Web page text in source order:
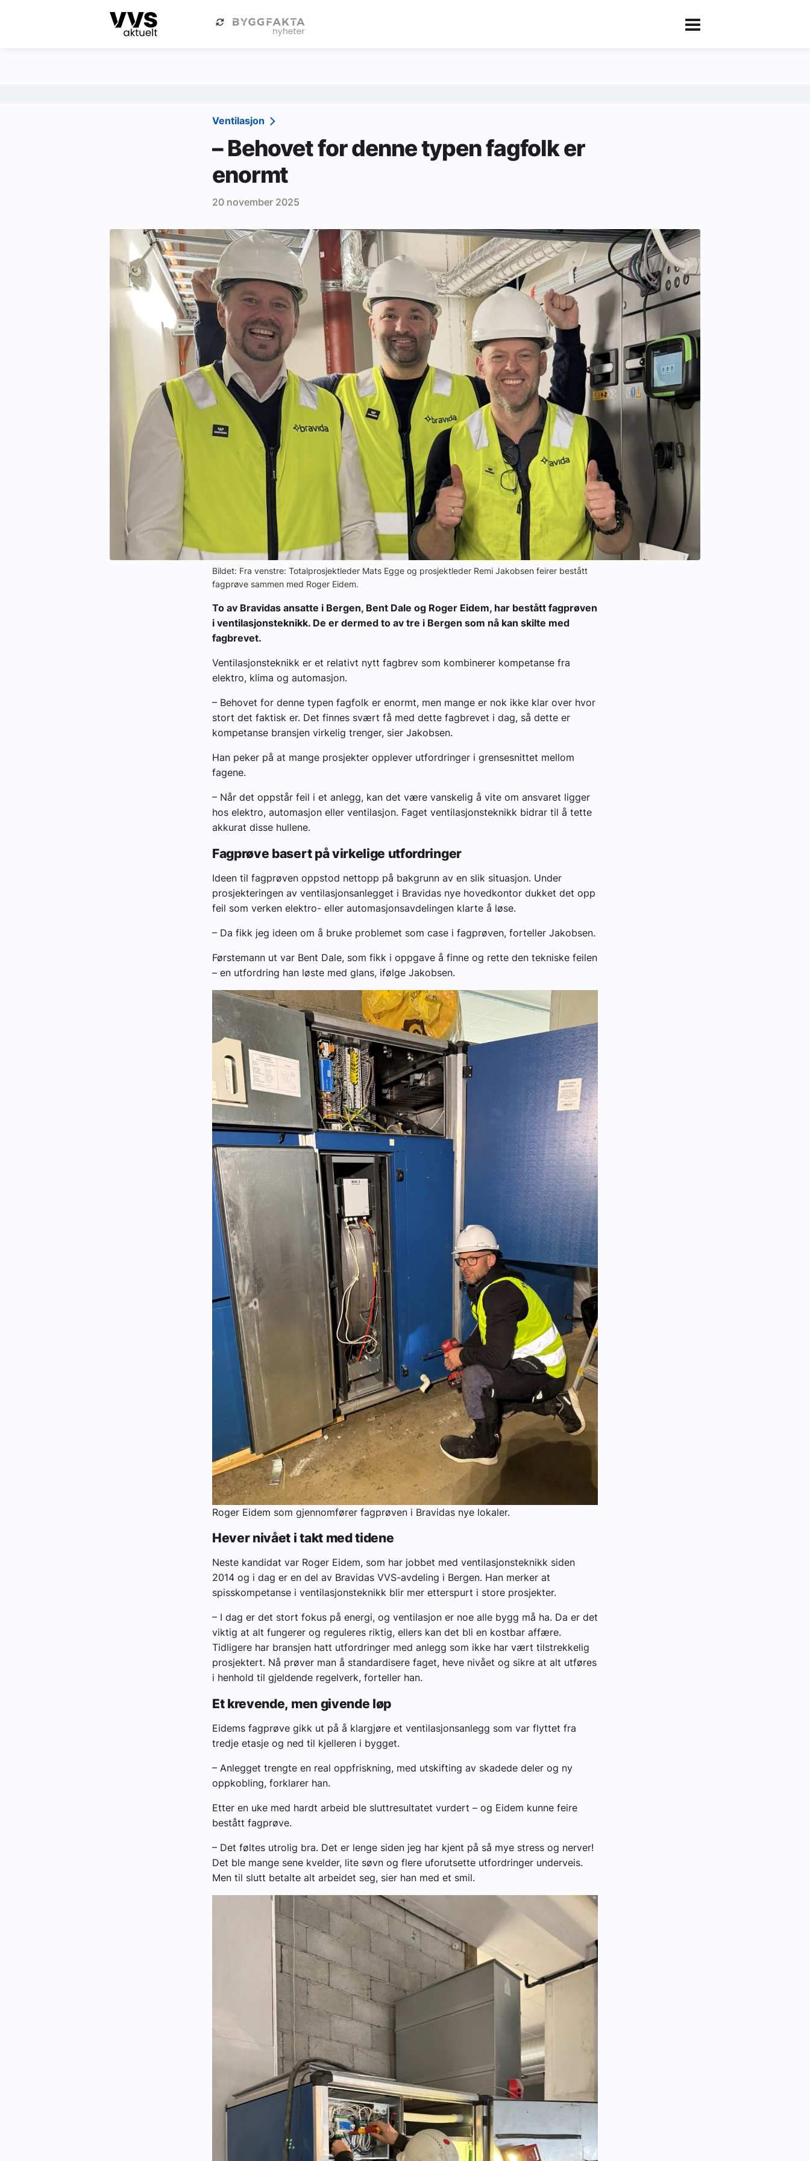
Kategorier Om VVS Aktuelt eBlad
Aktuelle prosjekter
Om VVS Aktuelt
Kontakt oss:
Abonner på fagbladet Byggfakta Nyheter
Annonsere i VVS Aktuelt
eBlad
Ventilasjon
– Behovet for denne typen fagfolk er
enormt
20 november 2025
Bildet: Fra venstre: Totalprosjektleder Mats Egge og prosjektleder Remi Jakobsen feirer bestått
fagprøve sammen med Roger Eidem.
To av Bravidas ansatte i Bergen, Bent Dale og Roger Eidem, har bestått fagprøven
i ventilasjonsteknikk. De er dermed to av tre i Bergen som nå kan skilte med
fagbrevet.
Ventilasjonsteknikk er et relativt nytt fagbrev som kombinerer kompetanse fra
elektro, klima og automasjon.
– Behovet for denne typen fagfolk er enormt, men mange er nok ikke klar over hvor
stort det faktisk er. Det finnes svært få med dette fagbrevet i dag, så dette er
kompetanse bransjen virkelig trenger, sier Jakobsen.
Han peker på at mange prosjekter opplever utfordringer i grensesnittet mellom
fagene.
– Når det oppstår feil i et anlegg, kan det være vanskelig å vite om ansvaret ligger
hos elektro, automasjon eller ventilasjon. Faget ventilasjonsteknikk bidrar til å tette
akkurat disse hullene.
Fagprøve basert på virkelige utfordringer
Ideen til fagprøven oppstod nettopp på bakgrunn av en slik situasjon. Under
prosjekteringen av ventilasjonsanlegget i Bravidas nye hovedkontor dukket det opp
feil som verken elektro- eller automasjonsavdelingen klarte å løse.
– Da fikk jeg ideen om å bruke problemet som case i fagprøven, forteller Jakobsen.
Førstemann ut var Bent Dale, som fikk i oppgave å finne og rette den tekniske feilen
– en utfordring han løste med glans, ifølge Jakobsen.
Roger Eidem som gjennomfører fagprøven i Bravidas nye lokaler.
Hever nivået i takt med tidene
Neste kandidat var Roger Eidem, som har jobbet med ventilasjonsteknikk siden
2014 og i dag er en del av Bravidas VVS-avdeling i Bergen. Han merker at
spisskompetanse i ventilasjonsteknikk blir mer etterspurt i store prosjekter.
– I dag er det stort fokus på energi, og ventilasjon er noe alle bygg må ha. Da er det
viktig at alt fungerer og reguleres riktig, ellers kan det bli en kostbar affære.
Tidligere har bransjen hatt utfordringer med anlegg som ikke har vært tilstrekkelig
prosjektert. Nå prøver man å standardisere faget, heve nivået og sikre at alt utføres
i henhold til gjeldende regelverk, forteller han.
Et krevende, men givende løp
Eidems fagprøve gikk ut på å klargjøre et ventilasjonsanlegg som var flyttet fra
tredje etasje og ned til kjelleren i bygget.
– Anlegget trengte en real oppfriskning, med utskifting av skadede deler og ny
oppkobling, forklarer han.
Etter en uke med hardt arbeid ble sluttresultatet vurdert – og Eidem kunne feire
bestått fagprøve.
– Det føltes utrolig bra. Det er lenge siden jeg har kjent på så mye stress og nerver!
Det ble mange sene kvelder, lite søvn og flere uforutsette utfordringer underveis.
Men til slutt betalte alt arbeidet seg, sier han med et smil.